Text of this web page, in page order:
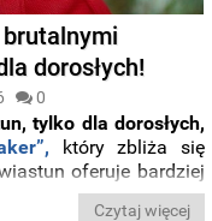
brutalnymi
dorosłych!
0
tylko dla dorosłych,
który zbliża się
oferuje bardziej
wydarzenia,
Czytaj więcej